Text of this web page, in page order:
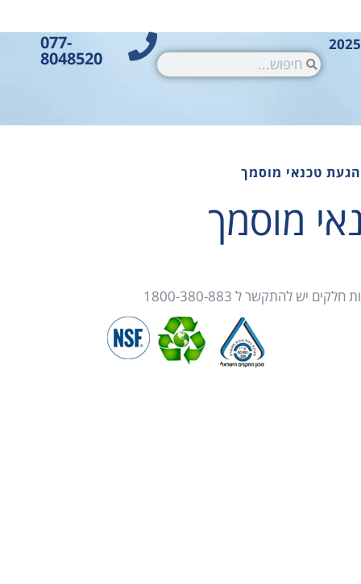
077-
8048520
טכנאי מוסמך
מוסמך
יש להתקשר ל 1800-380-883